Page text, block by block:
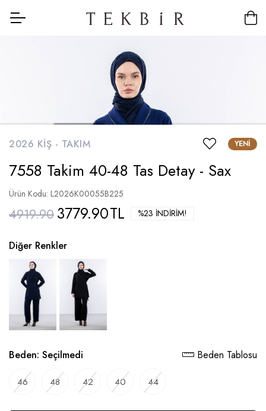
2026 KIŞ - TAKIM YENI
7558 Takim 40-48 Tas Detay - Sax
Ürün Kodu: L2026K00055B225
4919.90 3779.90TL %23 İNDIRIM!
Diğer Renkler
Beden: Seçilmedi Beden Tablosu
46 48 42 40 44